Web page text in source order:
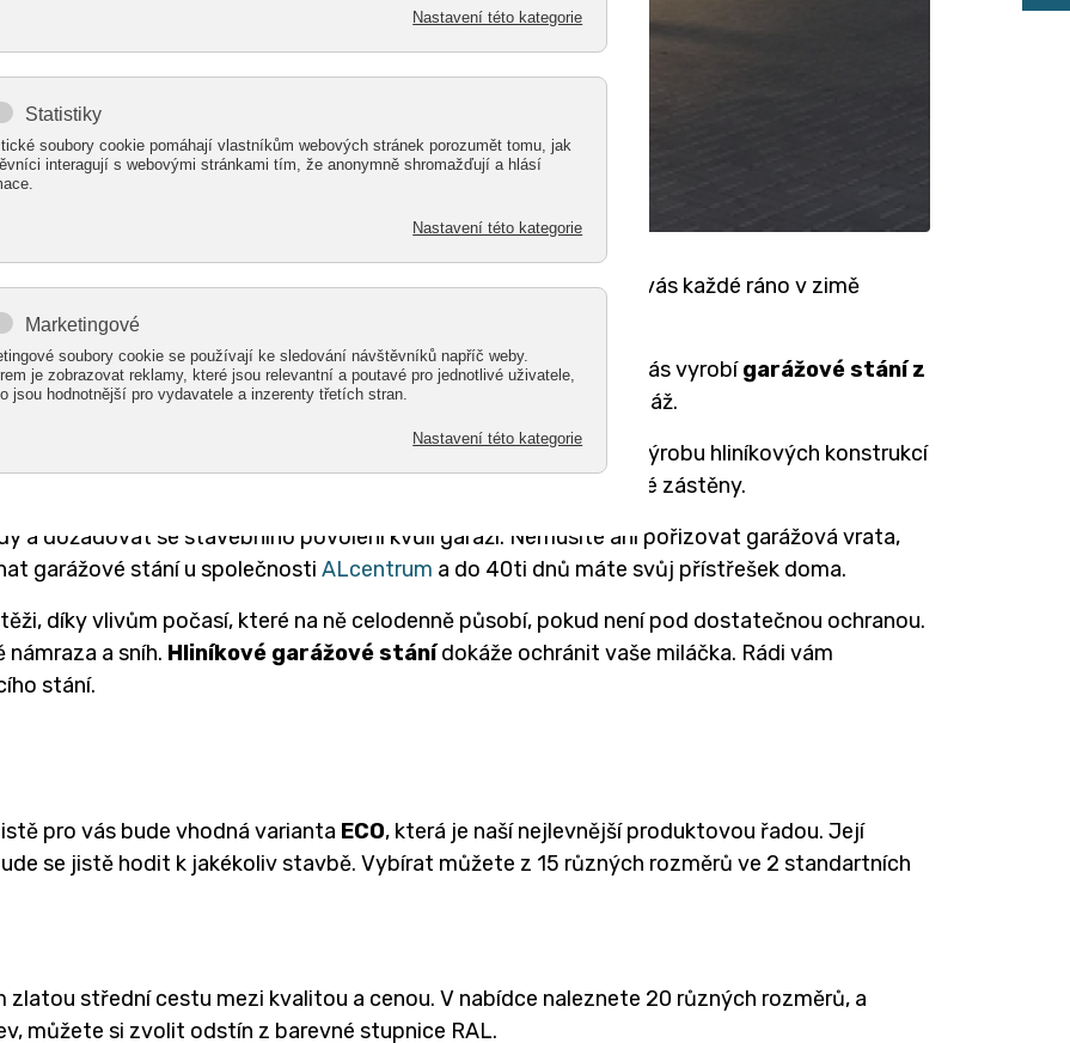
střechu nad hlavou, aby na něj nepůsobili vlivy počasí? Nebaví vás každé ráno v zimě
ideální tip.
klasickou zděnou garáž? Společnost ALcentrum, s.r.o. pro vás vyrobígarážové stání z
svého domu nebo vám k němu poskytneme profesionální montáž.
působí na našem trhu již od roku 2008. Specializujeme se na výrobu hliníkových konstrukcí
zahrady, přístřešky nad dveře nebo zahradní altány a plotové zástěny.
a dožadovat se stavebního povolení kvůli garáži. Nemusíte ani pořizovat garážová vrata,
garážové stání u společnosti ALcentrum a do 40ti dnů máte svůj přístřešek doma.
díky vlivům počasí, které na ně celodenně působí, pokud není pod dostatečnou ochranou.
a sníh. Hliníkové garážové stánídokáže ochránit vaše miláčka. Rádi vám
stání.
pro vás bude vhodná varianta ECO, která je naší nejlevnější produktovou řadou. Její
se jistě hodit k jakékoliv stavbě. Vybírat můžete z 15 různých rozměrů ve 2 standartních
zlatou střední cestu mezi kvalitou a cenou. V nabídce naleznete 20 různých rozměrů, a
můžete si zvolit odstín z barevné stupnice RAL.